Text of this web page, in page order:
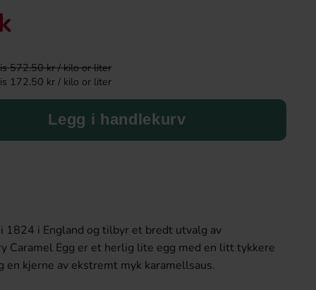
Tabby Chicken Wings Chocolate 50g
572.50 kr / kilo or liter
172.50 kr / kilo or liter
Legg i handlekurv
1824 i England og tilbyr et bredt utvalg av
Caramel Egg er et herlig lite egg med en litt tykkere
en kjerne av ekstremt myk karamellsaus.